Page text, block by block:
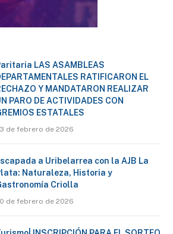
LAS ASAMBLEAS
RATIFICARON EL
Y MANDATARON REALIZAR
PARO DE ACTIVIDADES CON
ESTATALES
de febrero de 2026
a Uribelarrea con la AJB La
Naturaleza, Historia y
Criolla
de febrero de 2026